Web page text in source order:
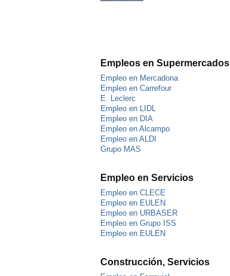
Empleos en Supermercados
Empleo en Mercadona
Empleo en Carrefour
E. Leclerc
Empleo en LIDL
Empleo en DIA
Empleo en Alcampo
Empleo en ALDI
Grupo MAS
Empleo en Servicios
Empleo en CLECE
Empleo en EULEN
Empleo en URBASER
Empleo en Grupo ISS
Empleo en EULEN
Construcción, Servicios